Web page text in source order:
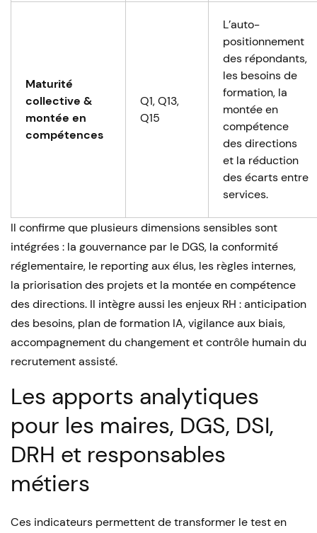
Maturité
collective &
montée en
compétences
Q1, Q13,
Q15
L’auto-
positionnement
des répondants,
les besoins de
formation, la
montée en
compétence
des directions
et la réduction
des écarts entre
services.
Il confirme que plusieurs dimensions sensibles sont
intégrées : la gouvernance par le DGS, la conformité
réglementaire, le reporting aux élus, les règles internes,
la priorisation des projets et la montée en compétence
des directions. Il intègre aussi les enjeux RH : anticipation
des besoins, plan de formation IA, vigilance aux biais,
accompagnement du changement et contrôle humain du
recrutement assisté.
Les apports analytiques
pour les maires, DGS, DSI,
DRH et responsables
métiers
Ces indicateurs permettent de transformer le test en